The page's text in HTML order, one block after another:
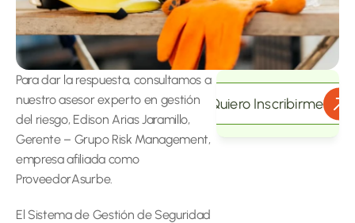
Para dar la respuesta, consultamos a
nuestro asesor experto en gestión
del riesgo, Edison Arias Jaramillo,
Gerente – Grupo Risk Management,
empresa afiliada como
ProveedorAsurbe.
El Sistema de Gestión de Seguridad
Quiero Inscribirme